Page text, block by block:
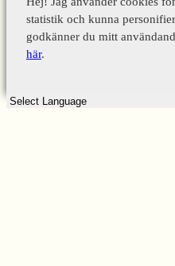
statistik och kunna
godkänner du mitt
här.